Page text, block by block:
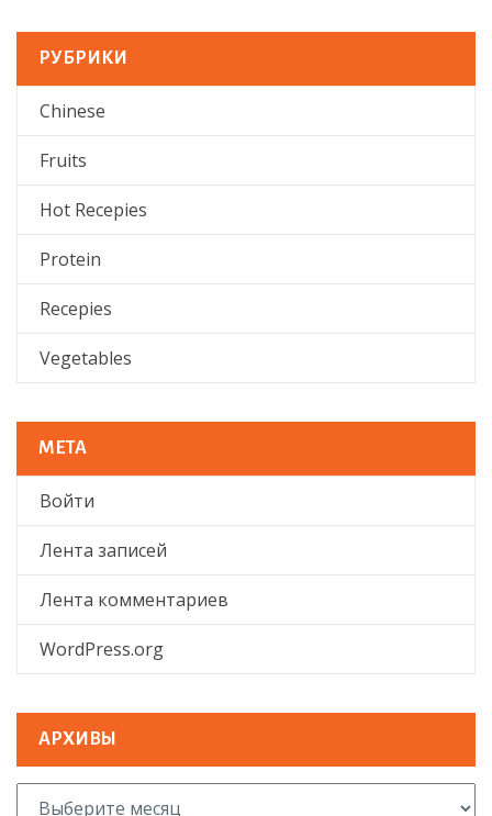
РУБРИКИ
Chinese
Fruits
Hot Recepies
Protein
Recepies
Vegetables
МЕТА
Войти
Лента записей
Лента комментариев
WordPress.org
АРХИВЫ
Архивы